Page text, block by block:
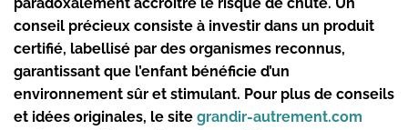
conseil précieux consiste à investir dans un produit
certifié, labellisé par des organismes reconnus,
garantissant que l’enfant bénéficie d’un
environnement sûr et stimulant. Pour plus de conseils
et idées originales, le site grandir-autrement.com